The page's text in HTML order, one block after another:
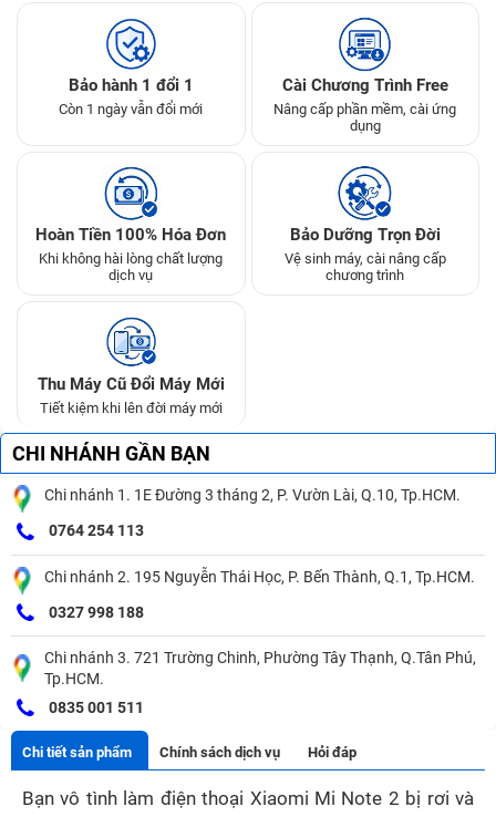
Bảo hành 1 đổi 1
Còn 1 ngày vẫn đổi mới
Cài Chương Trình Free
Nâng cấp phần mềm, cài ứng
dụng
Hoàn Tiền 100% Hóa Đơn
Khi không hài lòng chất lượng
dịch vụ
Bảo Dưỡng Trọn Đời
Vệ sinh máy, cài nâng cấp
chương trình
Thu Máy Cũ Đổi Máy Mới
Tiết kiệm khi lên đời máy mới
CHI NHÁNH GẦN BẠN
Chi nhánh 1. 1E Đường 3 tháng 2, P. Vườn Lài, Q.10, Tp.HCM.
0764 254 113
Chi nhánh 2. 195 Nguyễn Thái Học, P. Bến Thành, Q.1, Tp.HCM.
0327 998 188
Chi nhánh 3. 721 Trường Chinh, Phường Tây Thạnh, Q.Tân Phú,
Tp.HCM.
0835 001 511
Chi tiết sản phẩm Chính sách dịch vụ Hỏi đáp
Bạn vô tình làm điện thoại Xiaomi Mi Note 2 bị rơi và